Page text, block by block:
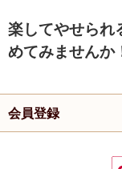
楽してやせられ
めてみませんか
会員登録